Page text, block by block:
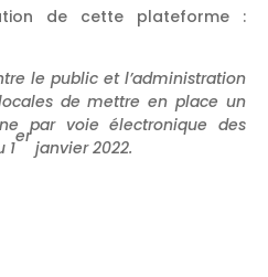
de cette plateforme :
le public et l’administration
de mettre en place un
par voie électronique des
1
er
janvier 2022.